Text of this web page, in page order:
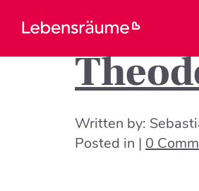
Written by:
Posted in | 0